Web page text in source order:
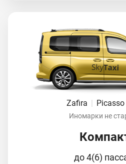
Zafira | Picasso
Иномарки не
до 4(6)